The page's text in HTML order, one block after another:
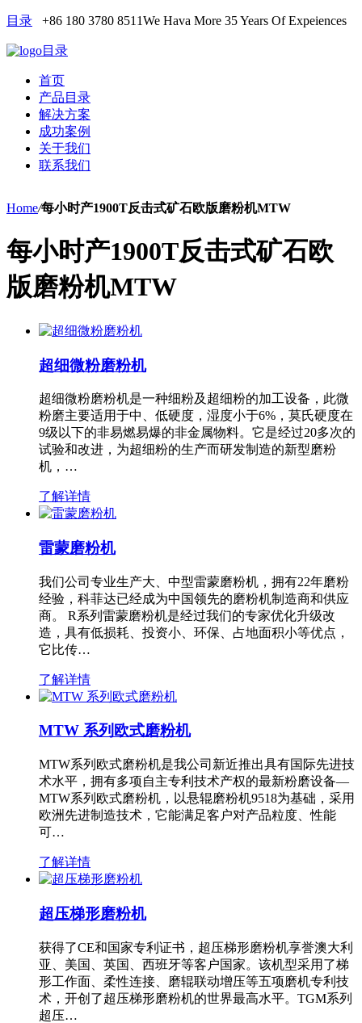
目录 +86 180 3780 8511We Hava More 35 Years Of Expeiences
目录
首页
产品目录
解决方案
成功案例
关于我们
联系我们
Home/每小时产1900T反击式矿石欧版磨粉机MTW
每小时产1900T反击式矿石欧
版磨粉机MTW
超细微粉磨粉机
超细微粉磨粉机是一种细粉及超细粉的加工设备，此微
粉磨主要适用于中、低硬度，湿度小于6%，莫氏硬度在
9级以下的非易燃易爆的非金属物料。它是经过20多次的
试验和改进，为超细粉的生产而研发制造的新型磨粉
机，…
了解详情
雷蒙磨粉机
我们公司专业生产大、中型雷蒙磨粉机，拥有22年磨粉
经验，科菲达已经成为中国领先的磨粉机制造商和供应
商。 R系列雷蒙磨粉机是经过我们的专家优化升级改
造，具有低损耗、投资小、环保、占地面积小等优点，
它比传…
了解详情
MTW 系列欧式磨粉机
MTW系列欧式磨粉机是我公司新近推出具有国际先进技
术水平，拥有多项自主专利技术产权的最新粉磨设备—
MTW系列欧式磨粉机，以悬辊磨粉机9518为基础，采用
欧洲先进制造技术，它能满足客户对产品粒度、性能
可…
了解详情
超压梯形磨粉机
获得了CE和国家专利证书，超压梯形磨粉机享誉澳大利
亚、美国、英国、西班牙等客户国家。该机型采用了梯
形工作面、柔性连接、磨辊联动增压等五项磨机专利技
术，开创了超压梯形磨粉机的世界最高水平。TGM系列
超压…